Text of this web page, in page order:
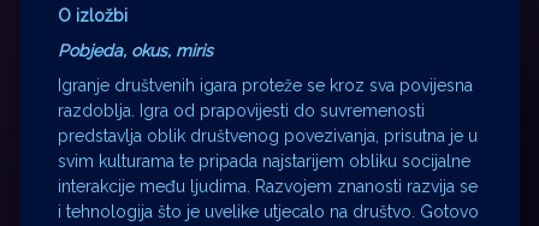
O izložbi
Pobjeda, okus, miris
Igranje društvenih igara proteže se kroz sva povijesna
razdoblja. Igra od prapovijesti do suvremenosti
predstavlja oblik društvenog povezivanja, prisutna je u
svim kulturama te pripada najstarijem obliku socijalne
interakcije među ljudima. Razvojem znanosti razvija se
i tehnologija što je uvelike utjecalo na društvo. Gotovo